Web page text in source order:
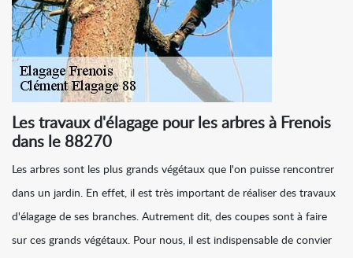
Les travaux d'élagage pour les arbres à Frenois
dans le 88270
Les arbres sont les plus grands végétaux que l'on puisse rencontrer
dans un jardin. En effet, il est très important de réaliser des travaux
d'élagage de ses branches. Autrement dit, des coupes sont à faire
sur ces grands végétaux. Pour nous, il est indispensable de convier